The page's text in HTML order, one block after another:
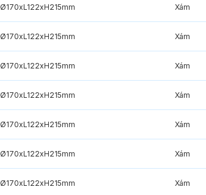
Ø170xL122xH215mm Xám
Ø170xL122xH215mm Xám
Ø170xL122xH215mm Xám
Ø170xL122xH215mm Xám
Ø170xL122xH215mm Xám
Ø170xL122xH215mm Xám
Ø170xL122xH215mm Xám